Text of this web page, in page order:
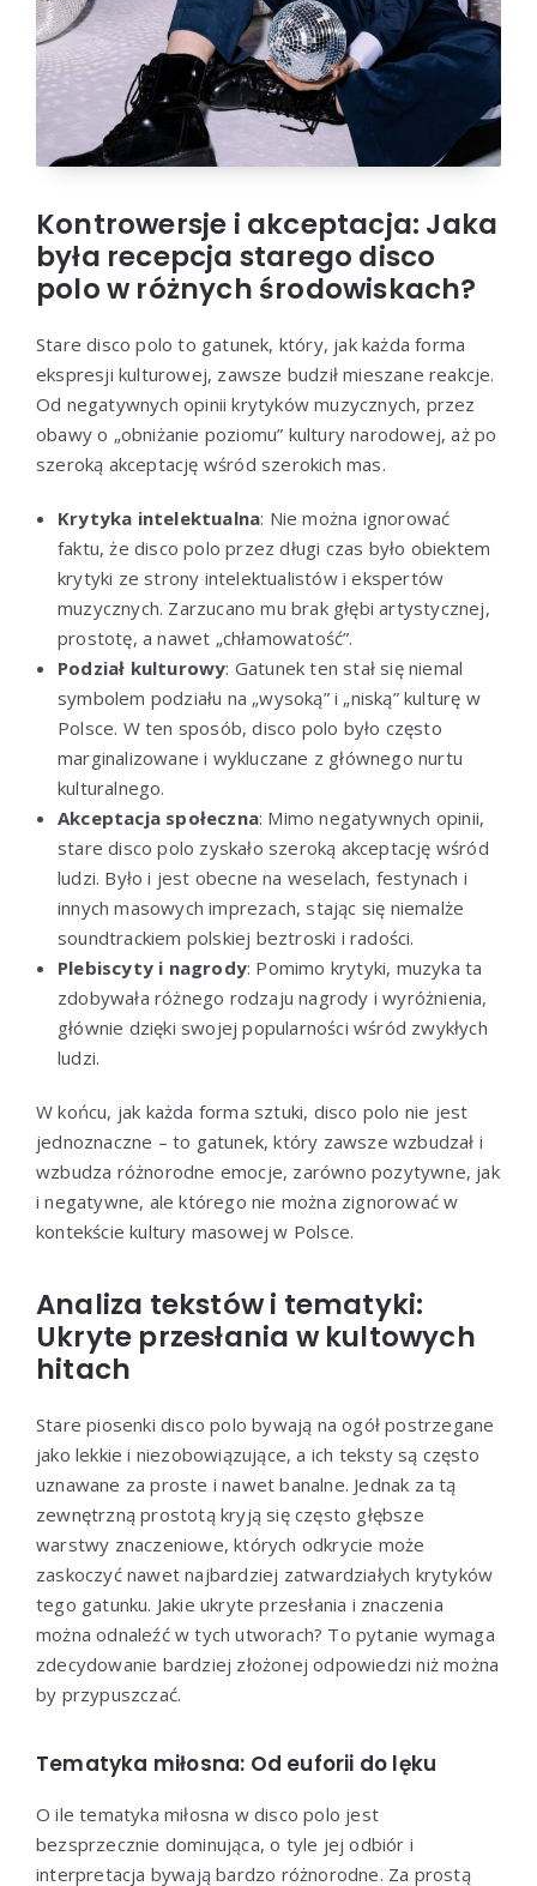
Kontrowersje i akceptacja: Jaka
była recepcja starego disco
polo w różnych środowiskach?
Stare disco polo to gatunek, który, jak każda forma
ekspresji kulturowej, zawsze budził mieszane reakcje.
Od negatywnych opinii krytyków muzycznych, przez
obawy o „obniżanie poziomu” kultury narodowej, aż po
szeroką akceptację wśród szerokich mas.
Krytyka intelektualna: Nie można ignorować
faktu, że disco polo przez długi czas było obiektem
krytyki ze strony intelektualistów i ekspertów
muzycznych. Zarzucano mu brak głębi artystycznej,
prostotę, a nawet „chłamowatość”.
Podział kulturowy: Gatunek ten stał się niemal
symbolem podziału na „wysoką” i „niską” kulturę w
Polsce. W ten sposób, disco polo było często
marginalizowane i wykluczane z głównego nurtu
kulturalnego.
Akceptacja społeczna: Mimo negatywnych opinii,
stare disco polo zyskało szeroką akceptację wśród
ludzi. Było i jest obecne na weselach, festynach i
innych masowych imprezach, stając się niemalże
soundtrackiem polskiej beztroski i radości.
Plebiscyty i nagrody: Pomimo krytyki, muzyka ta
zdobywała różnego rodzaju nagrody i wyróżnienia,
głównie dzięki swojej popularności wśród zwykłych
ludzi.
W końcu, jak każda forma sztuki, disco polo nie jest
jednoznaczne – to gatunek, który zawsze wzbudzał i
wzbudza różnorodne emocje, zarówno pozytywne, jak
i negatywne, ale którego nie można zignorować w
kontekście kultury masowej w Polsce.
Analiza tekstów i tematyki:
Ukryte przesłania w kultowych
hitach
Stare piosenki disco polo bywają na ogół postrzegane
jako lekkie i niezobowiązujące, a ich teksty są często
uznawane za proste i nawet banalne. Jednak za tą
zewnętrzną prostotą kryją się często głębsze
warstwy znaczeniowe, których odkrycie może
zaskoczyć nawet najbardziej zatwardziałych krytyków
tego gatunku. Jakie ukryte przesłania i znaczenia
można odnaleźć w tych utworach? To pytanie wymaga
zdecydowanie bardziej złożonej odpowiedzi niż można
by przypuszczać.
Tematyka miłosna: Od euforii do lęku
O ile tematyka miłosna w disco polo jest
bezsprzecznie dominująca, o tyle jej odbiór i
interpretacja bywają bardzo różnorodne. Za prostą